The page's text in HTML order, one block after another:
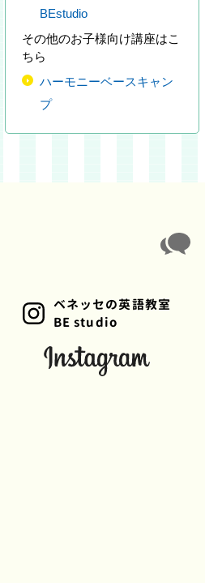
BEstudio
その他のお子様向け講座はこ
ちら
ハーモニーベースキャン
プ
ベネッセの英語教室
BE studio